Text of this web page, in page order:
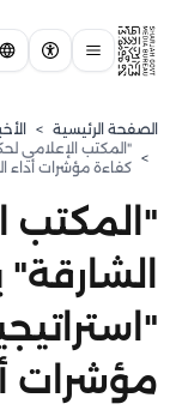
الصفحة الرئيسية >
>
"المكتب الإعلامي
كفاءة مؤشرات أداء
"المكتب
مؤشرات